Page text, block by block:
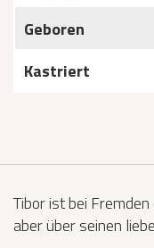
Geboren
Kastriert
Tibor ist bei
aber über seinen